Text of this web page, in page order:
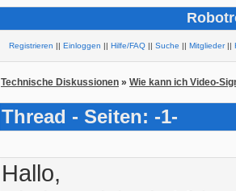
Registrieren || Einloggen || Hilfe/FAQ || Suche || Mitglieder||
Technische Diskussionen » Wie kann ich Video-
Thread - Seiten: -1-
Hallo,